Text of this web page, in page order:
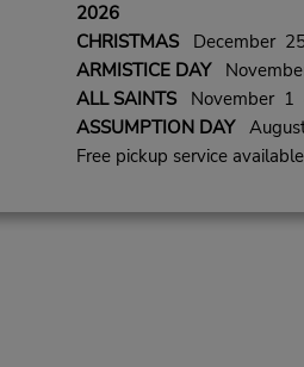
2026
CHRISTMASDecember
ARMISTICE DAY
ALL SAINTSNovember 1
ASSUMPTION DAY
Free pickup service available